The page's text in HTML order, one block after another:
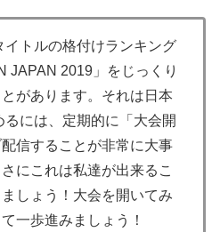
イトルの格付けランキング
JAPAN 2019」をじっくり
があります。それは日本
には、定期的に「大会開
信することが非常に大事
にこれは私達が出来るこ
しょう！大会を開いてみ
一歩進みましょう！